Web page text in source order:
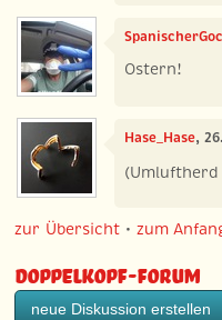
Ostern!
Hase_Hase,
zur Übersicht •zum
Doppelkopf-Forum
neue Diskussion erstellen